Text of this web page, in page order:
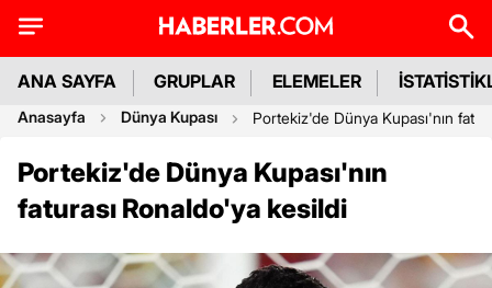
ANA SAYFA GRUPLAR ELEMELER
Anasayfa Dünya Kupası Portekiz'de Dünya Kupası'nın
Portekiz'de Dünya Kupası'nın
faturası Ronaldo'ya kesildi